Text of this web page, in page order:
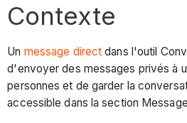
Contexte
Un message direct dans l'outil
d'envoyer des messages privés à
personnes et de garder la
accessible dans la section